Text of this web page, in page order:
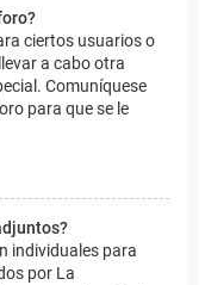
ciertos usuarios o
a cabo otra
Comuníquese
para que se le
individuales para
por La